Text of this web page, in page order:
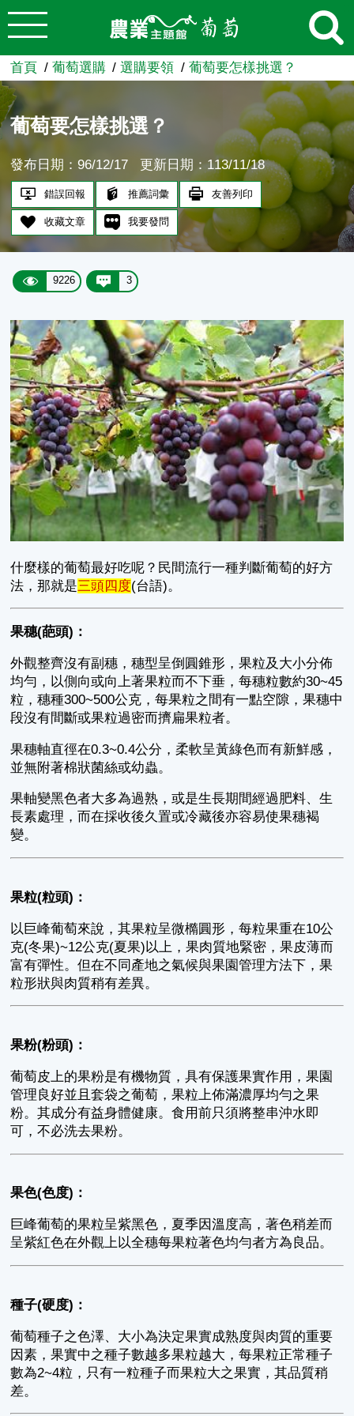
跳到主要內容
農業知識入口網
首頁 葡萄選購 選購要領 葡萄要怎樣挑選？
葡萄要怎樣挑選？
發布日期：96/12/17 更新日期：113/11/18
錯誤回報 推薦詞彙 友善列印
收藏文章 我要發問
9226 3
什麼樣的葡萄最好吃呢？民間流行一種判斷葡萄的好方
法，那就是三頭四度(台語)。
果穗(葩頭)：
外觀整齊沒有副穗，穗型呈倒圓錐形，果粒及大小分佈
均勻，以側向或向上著果粒而不下垂，每穗粒數約30~45
粒，穗種300~500公克，每果粒之間有一點空隙，果穗中
段沒有間斷或果粒過密而擠扁果粒者。
果穗軸直徑在0.3~0.4公分，柔軟呈黃綠色而有新鮮感，
並無附著棉狀菌絲或幼蟲。
果軸變黑色者大多為過熟，或是生長期間經過肥料、生
長素處理，而在採收後久置或冷藏後亦容易使果穗褐
變。
果粒(粒頭)：
以巨峰葡萄來說，其果粒呈微橢圓形，每粒果重在10公
克(冬果)~12公克(夏果)以上，果肉質地緊密，果皮薄而
富有彈性。但在不同產地之氣候與果園管理方法下，果
粒形狀與肉質稍有差異。
果粉(粉頭)：
葡萄皮上的果粉是有機物質，具有保護果實作用，果園
管理良好並且套袋之葡萄，果粒上佈滿濃厚均勻之果
粉。其成分有益身體健康。食用前只須將整串沖水即
可，不必洗去果粉。
果色(色度)：
巨峰葡萄的果粒呈紫黑色，夏季因溫度高，著色稍差而
呈紫紅色在外觀上以全穗每果粒著色均勻者方為良品。
種子(硬度)：
葡萄種子之色澤、大小為決定果實成熟度與肉質的重要
因素，果實中之種子數越多果粒越大，每果粒正常種子
數為2~4粒，只有一粒種子而果粒大之果實，其品質稍
差。